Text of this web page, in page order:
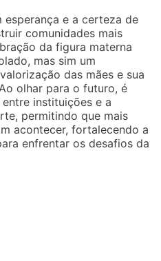
esperança e a certeza de
comunidades mais
da figura materna
mas sim um
das mães e sua
olhar para o futuro, é
instituições e a
permitindo que mais
acontecer, fortalecendo a
enfrentar os desafios da